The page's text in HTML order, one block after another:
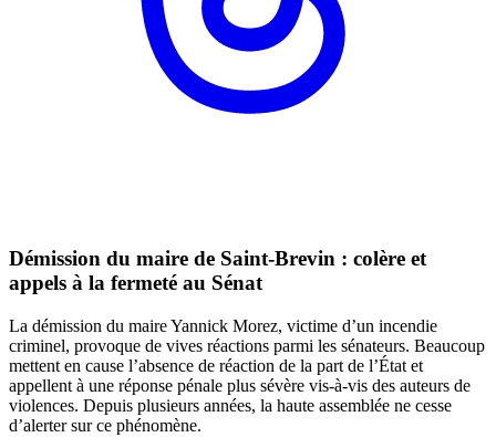
Démission du maire de Saint-Brevin : colère et
appels à la fermeté au Sénat
La démission du maire Yannick Morez, victime d’un incendie
criminel, provoque de vives réactions parmi les sénateurs. Beaucoup
mettent en cause l’absence de réaction de la part de l’État et
appellent à une réponse pénale plus sévère vis-à-vis des auteurs de
violences. Depuis plusieurs années, la haute assemblée ne cesse
d’alerter sur ce phénomène.